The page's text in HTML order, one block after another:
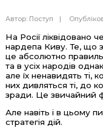
Автор: Поступ
На Росії ліквідовано
нардепа Киву. Те, що
це абсолютно
та в усіх народів
але їх ненавидять ті,
них дивляться ті, до
зради. Це звичайний
Але навіть і в цьому
стратегія дій.